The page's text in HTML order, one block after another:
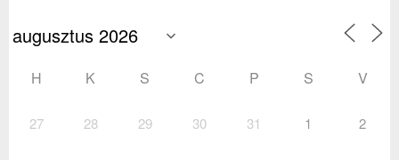
H K S C P S V
27 28 29 30 31 1 2